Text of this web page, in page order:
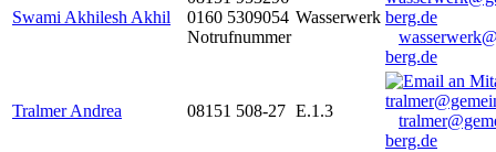
Swami Akhilesh Akhil
0160 5309054
Notrufnummer
Wasserwerk
berg.de
Tralmer Andrea 08151 508-27 E.1.3
berg.de